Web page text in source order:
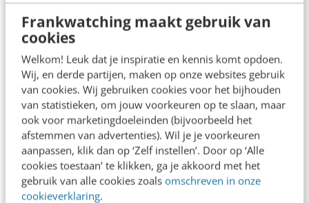
Frankwatching maakt gebruik van
cookies
Welkom! Leuk dat je inspiratie en kennis komt opdoen.
Wij, en derde partijen, maken op onze websites gebruik
van cookies. Wij gebruiken cookies voor het bijhouden
van statistieken, om jouw voorkeuren op te slaan, maar
ook voor marketingdoeleinden (bijvoorbeeld het
afstemmen van advertenties). Wil je je voorkeuren
aanpassen, klik dan op ‘Zelf instellen’. Door op ‘Alle
cookies toestaan’ te klikken, ga je akkoord met het
gebruik van alle cookies zoals omschreven in onze
cookieverklaring.
bedrijf. Vervolgens stromen ze door naar
Services, of worden specialist op een
productlijn. Zo worden de junioren van vandaag
de specialisten van morgen.
Dit bericht is geplaatst op ons open Business
channel en valt buiten de verantwoordelijkheid
van de redactie.